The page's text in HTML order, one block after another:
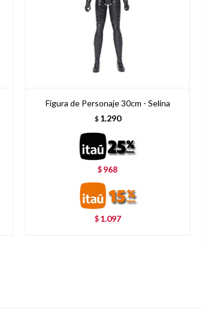
Figura de Personaje 30cm - Selina
$ 1.290
$ 968
$ 1.097